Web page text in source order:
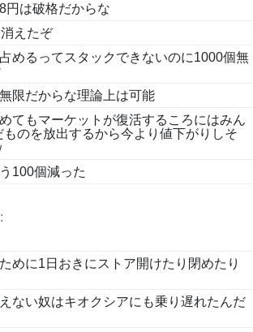
円は破格だからな
えたぞ
めるってスタックできないのに1000個無
限だからな理論上は可能
てもマーケットが復活するころにはみん
ものを放出するから今より値下がりしそ
100個減った
めに1日おきにストア開けたり閉めたり
ない奴はキオクシアにも乗り遅れたんだ